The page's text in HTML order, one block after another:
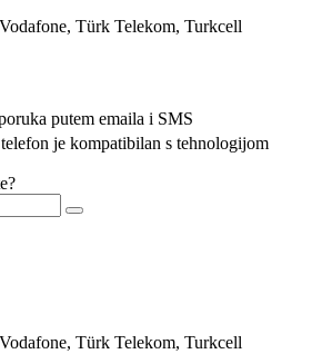
Vodafone, Türk Telekom, Turkcell
putem emaila i SMS
je kompatibilan s tehnologijom
Vodafone, Türk Telekom, Turkcell